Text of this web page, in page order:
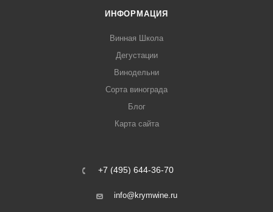
ИНФОРМАЦИЯ
Винная Школа
Дегустации
Винодельни
Сорта винограда
Блог
Карта сайта
+7 (495) 644-36-70
info@krymwine.ru